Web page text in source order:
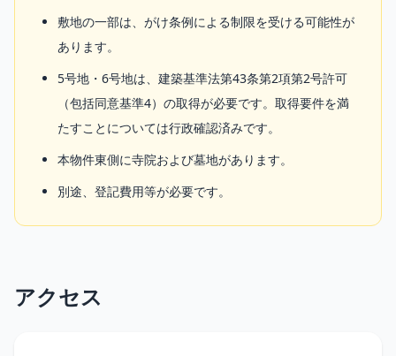
敷地の一部は、がけ条例による制限を受ける可能性が
あります。
5号地・6号地は、建築基準法第43条第2項第2号許可
（包括同意基準4）の取得が必要です。取得要件を満
たすことについては行政確認済みです。
本物件東側に寺院および墓地があります。
別途、登記費用等が必要です。
アクセス